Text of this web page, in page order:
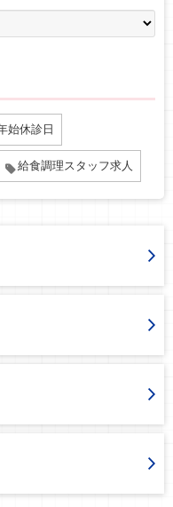
始休診日
給食調理スタッフ求人